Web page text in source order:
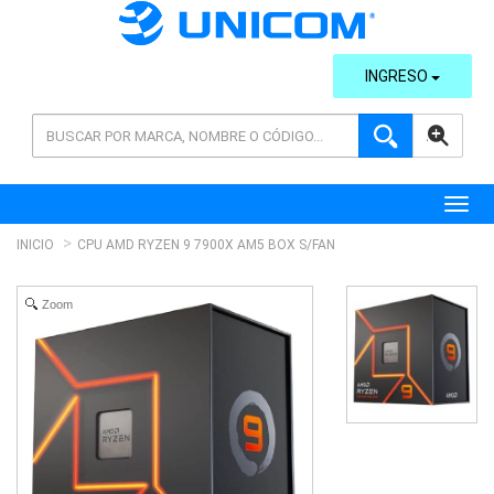
AVANZADA
INGRESO
INICIO CPU AMD RYZEN 9 7900X AM5 BOX S/FAN
Zoom